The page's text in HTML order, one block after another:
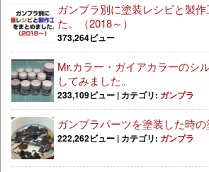
ガンプラ別に塗装レシピと製
た。（2018～）
373,264ビュー
Mr.カラー・ガイアカラーのシ
してみました。
233,109ビュー | カテゴリ: ガンプラ
ガンプラパーツを塗装した時
222,262ビュー | カテゴリ: ガンプラ